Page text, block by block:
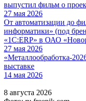
выпустил фильм о
27 мая 2026
От автоматизации до
информатики» (под
«1С:ERP» в ОАО
27 мая 2026
«Металлообработка-
выставке
14 мая 2026
8 августа 2026